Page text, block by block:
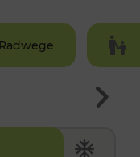
Radwege